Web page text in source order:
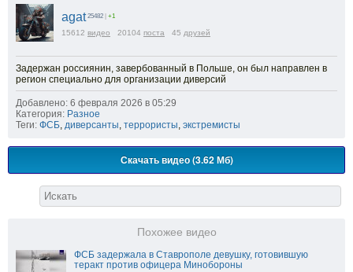
agat 25482 +1
15612 видео 20104 поста 45 друзей
Задержан россиянин, завербованный в Польше, он был направлен в
регион специально для организации диверсий
Добавлено: 6 февраля 2026 в 05:29
Категория: Разное
Теги: ФСБ, диверсанты, террористы, экстремисты
Скачать видео (3.62 Мб)
Похожее видео
ФСБ задержала в Ставрополе девушку, готовившую
теракт против офицера Минобороны